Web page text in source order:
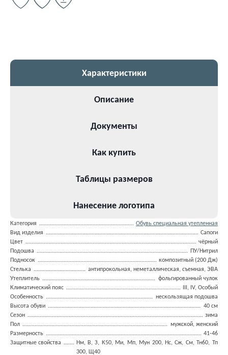
Характеристики
Описание
Документы
Как купить
Таблицы размеров
Нанесение логотипа
Категория
Обувь специальная утепленная
Вид изделия
Сапоги
Цвет
чёрный
Подошва
ПУ/Нитрил
Подносок
композитный (200 Дж)
Стелька
антипрокольная, неметаллическая, съемная, ЭВА
Утеплитель
фольгированный чулок
Климатический пояс
III, IV, Особый
Особенность
нескользящая подошва
Высота обуви
40 см
Сезон
зима
Пол
мужской, женский
Размерность
41-46
Защитные свойства
Нм, В, З, К50, Ми, Мп, Мун 200, Нс, Сж, См, Тн60, Тп
300, Щ40